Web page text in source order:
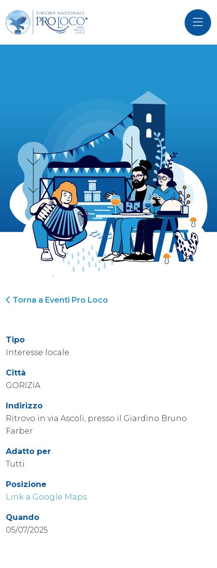
Torna a Eventi Pro Loco
Tipo
Interesse locale
Città
GORIZIA
Indirizzo
Ritrovo in via Ascoli, presso il Giardino Bruno
Farber
Adatto per
Tutti
Posizione
Link a Google Maps
Quando
05/07/2025